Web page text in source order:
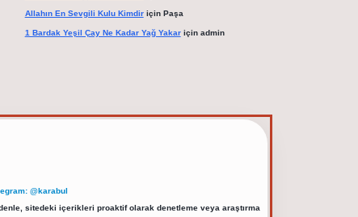
Allahın En Sevgili Kulu Kimdiriçin Paşa
1 Bardak Yeşil Çay Ne Kadar Yağ Yakariçin admin
@karabul
sitedeki içerikleri proaktif olarak denetleme veya araştırma